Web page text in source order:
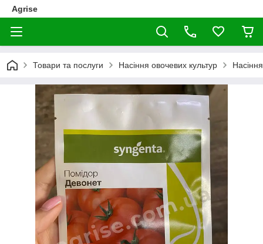
Agrise
Товари та послуги Насіння овочевих культур